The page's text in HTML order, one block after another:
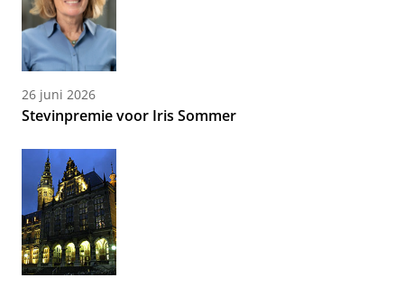
26 juni 2026
Stevinpremie voor Iris Sommer